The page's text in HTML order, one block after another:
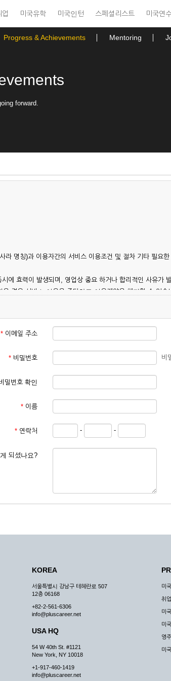
업 미국유학 미국인턴 스페셜리스트 미국연
Progress & Achievements Mentoring
forward.
라 명칭)과 이용자간의 서비스 이용조건 및 절차 기타 필요
에 효력이 발생되며, 영업상 중요 하거나 합리적인 사유가
경우 서비스 이용을 중단하고 이용계약을 해지할 수 있
공지, 이용안내 및 기타 관계법령의 규정에 따릅니다.
자가 본 약관에 동의한 후 신청자의 실질 정보를 입력하
없으며, 회원 1인당 한 개의 ID가 발급됩니다. 부득이한 경
용자에 대하여는 가입을 거절하거나 취소할 수 있으며, 실
경우
며 신청하는 경우
이유, 국가비상사태, 정전, 서비스 설비의 장애, 서비스 이
는 합당한 사유가 발생한 경우
서비스의 제공이 일시적으로 중지됨으로 인해 이용자 또는
자가 신청한 후 즉시 서비스를 이용할 수 있도록 하고 계속
본인의 승낙 없이 타인에게 누설, 배포하여서는 안됩니다.
* 이메일 주소
* 비밀번호 비
밀번호 확인
* 이름
* 연락처 - -
되셨나요?
KOREA
서울특별시 강남구 테헤란로 507
12층 06168
+82-2-561-6306
info@pluscareer.net
USA HQ
54 W 40th St. #1121
New York, NY 10018
+1-917-460-1419
info@pluscareer.net
미
취
미
미
영
미